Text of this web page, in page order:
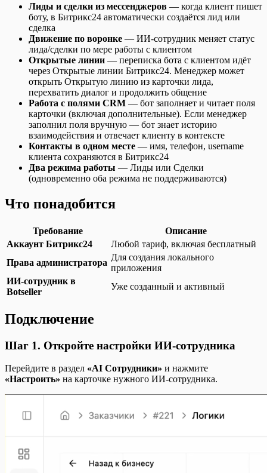
Лиды и сделки из мессенджеров — когда клиент пишет
боту, в Битрикс24 автоматически создаётся лид или
сделка
Движение по воронке — ИИ-сотрудник меняет статус
лида/сделки по мере работы с клиентом
Открытые линии — переписка бота с клиентом идёт
через Открытые линии Битрикс24. Менеджер может
открыть Открытую линию из карточки лида,
перехватить диалог и продолжить общение
Работа с полями CRM — бот заполняет и читает поля
карточки (включая дополнительные). Если менеджер
заполнил поля вручную — бот знает историю
взаимодействия и отвечает клиенту в контексте
Контакты в одном месте — имя, телефон, username
клиента сохраняются в Битрикс24
Два режима работы — Лиды или Сделки
(одновременно оба режима не поддерживаются)
Что понадобится
Требование
Описание
Аккаунт Битрикс24
Любой тариф, включая бесплатный
Права администратора
Для создания локального
приложения
ИИ-сотрудник в
Botseller
Уже созданный и активный
Подключение
Шаг 1. Откройте настройки ИИ-сотрудника
Перейдите в раздел «AI Сотрудники» и нажмите
«Настроить» на карточке нужного ИИ-сотрудника.